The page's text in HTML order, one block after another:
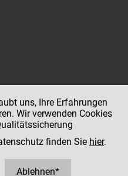
uns, Ihre Erfahrungen
Wir verwenden Cookies
finden Sie hier.
Ablehnen*